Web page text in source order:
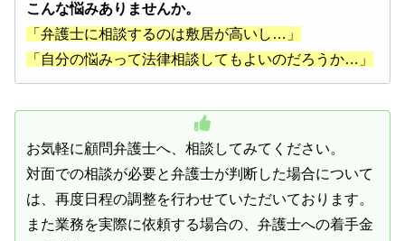
こんな悩みありませんか。
「弁護士に相談するのは敷居が高いし…」
「自分の悩みって法律相談してもよいのだろうか…」
お気軽に顧問弁護士へ、相談してみてください。
対面での相談が必要と弁護士が判断した場合について
は、再度日程の調整を行わせていただいております。
また業務を実際に依頼する場合の、弁護士への着手金